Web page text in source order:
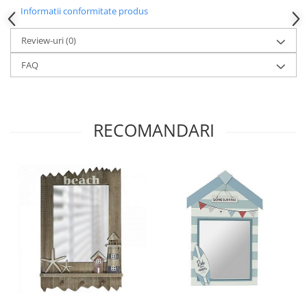
Informatii conformitate produs
Review-uri(0)
FAQ
RECOMANDARI